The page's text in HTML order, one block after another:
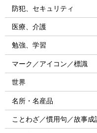
防犯、セキュリティ
医療、介護
勉強、学習
マーク／アイコン／標識
世界
名所・名産品
ことわざ／慣用句／故事成